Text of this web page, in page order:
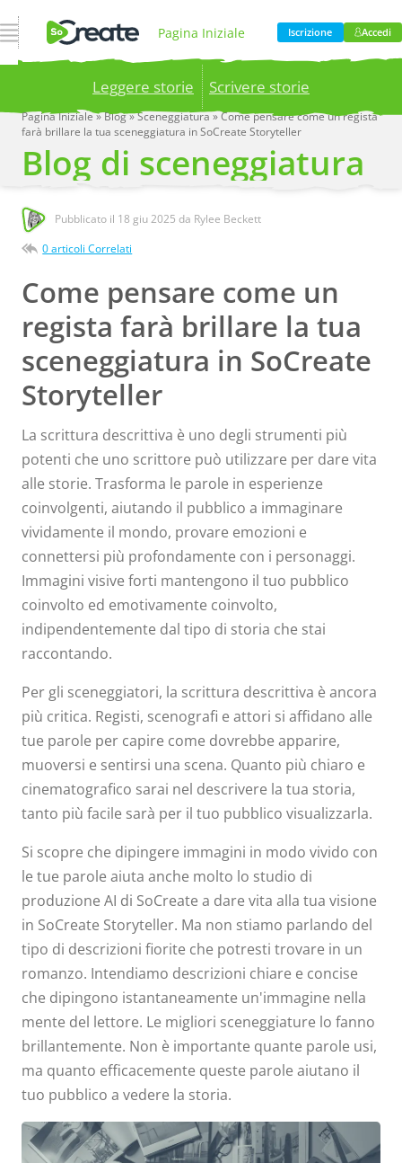
Apri Navigazione Pagina Iniziale
Prodotto Prezzi
Blog Azienda
Iscrizione Accedi
Leggere storie Scrivere storie
Publish your stories to a global audience.
now!
Pagina Iniziale»Blog»Sceneggiatura»Come pensare come un regista
farà brillare la tua sceneggiatura in SoCreate Storyteller
Blog di sceneggiatura
Pubblicato il 18 giu 2025 da Rylee Beckett
0 articoli Correlati
Come pensare come un
regista farà brillare la tua
sceneggiatura in SoCreate
Storyteller
La scrittura descrittiva è uno degli strumenti più
potenti che uno scrittore può utilizzare per dare vita
alle storie. Trasforma le parole in esperienze
coinvolgenti, aiutando il pubblico a immaginare
vividamente il mondo, provare emozioni e
connettersi più profondamente con i personaggi.
Immagini visive forti mantengono il tuo pubblico
coinvolto ed emotivamente coinvolto,
indipendentemente dal tipo di storia che stai
raccontando.
Per gli sceneggiatori, la scrittura descrittiva è ancora
più critica. Registi, scenografi e attori si affidano alle
tue parole per capire come dovrebbe apparire,
muoversi e sentirsi una scena. Quanto più chiaro e
cinematografico sarai nel descrivere la tua storia,
tanto più facile sarà per il tuo pubblico visualizzarla.
Si scopre che dipingere immagini in modo vivido con
le tue parole aiuta anche molto lo studio di
produzione AI di SoCreate a dare vita alla tua visione
in SoCreate Storyteller. Ma non stiamo parlando del
tipo di descrizioni fiorite che potresti trovare in un
romanzo. Intendiamo descrizioni chiare e concise
che dipingono istantaneamente un'immagine nella
mente del lettore. Le migliori sceneggiature lo fanno
brillantemente. Non è importante quante parole usi,
ma quanto efficacemente queste parole aiutano il
tuo pubblico a vedere la storia.